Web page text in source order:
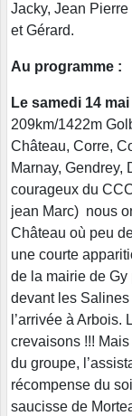
Jacky, Jean
et Gérard.
Au programme :
Le samedi 14 mai
209km/1422m
Château, Corre,
Marnay, Gendrey,
courageux du
jean Marc) nous
Château où peu
une courte
de la mairie de
devant les Salines
l’arrivée à
crevaisons !!!
du groupe,
récompense du
saucisse de